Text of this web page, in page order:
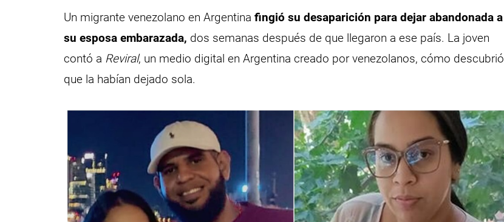
Un migrante venezolano en Argentina fingió su desaparición para dejar abandonada a
su esposa embarazada, dos semanas después de que llegaron a ese país. La joven
contó a Reviral, un medio digital en Argentina creado por venezolanos, cómo descubrió
que la habían dejado sola.